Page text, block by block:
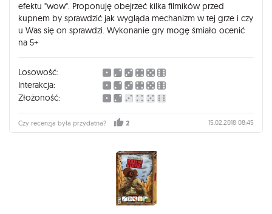
efektu "wow". Proponuję obejrzeć kilka filmików przed
kupnem by sprawdzić jak wygląda mechanizm w tej grze i czy
u Was się on sprawdzi. Wykonanie gry mogę śmiało ocenić
na 5+
Losowość:
Interakcja:
Złożoność:
Czy recenzja była przydatna? 2 15.02.2018 08:45